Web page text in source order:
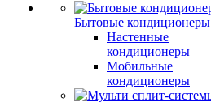
Бытовые кондиционеры
Настенные
кондиционеры
Мобильные
кондиционеры